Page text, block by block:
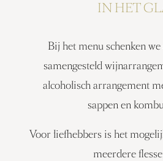
IN HET
Bij het menu schenken
samengesteld
alcoholisch arrangement
sappen en
Voor liefhebbers is het
meerdere